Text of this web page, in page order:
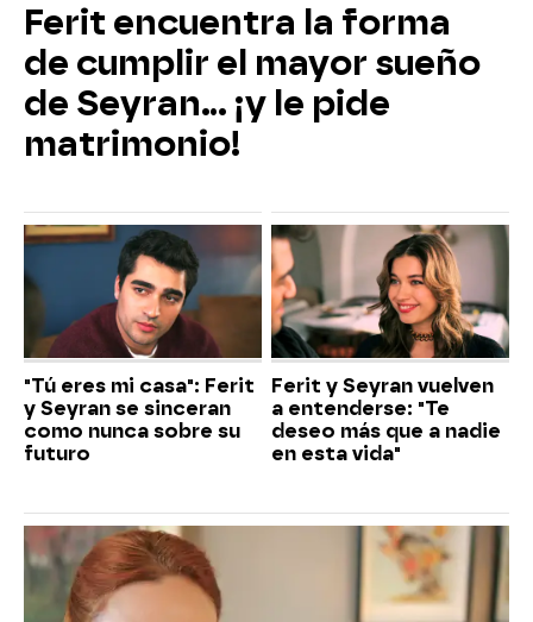
Ferit encuentra la forma
de cumplir el mayor sueño
de Seyran... ¡y le pide
matrimonio!
"Tú eres mi casa": Ferit
y Seyran se sinceran
como nunca sobre su
futuro
Ferit y Seyran vuelven
a entenderse: "Te
deseo más que a nadie
en esta vida"